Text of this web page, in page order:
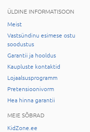
ÜLDINE INFORMATISOON
Meist
Vastsündinu esimese ostu
soodustus
Garantii ja hooldus
Kaupluste kontaktid
Lojaalsusprogramm
Pretensioonivorm
Hea hinna garantii
MEIE SÕBRAD
KidZone.ee